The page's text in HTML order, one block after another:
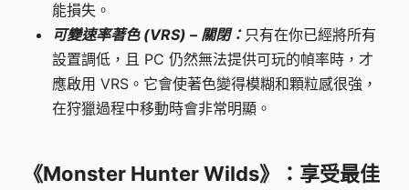
能損失。
可變速率著色 (VRS) – 關閉： 只有在你已經將所有
設置調低，且 PC 仍然無法提供可玩的幀率時，才
應啟用 VRS。它會使著色變得模糊和顆粒感很強，
在狩獵過程中移動時會非常明顯。
《Monster Hunter Wilds》：享受最佳